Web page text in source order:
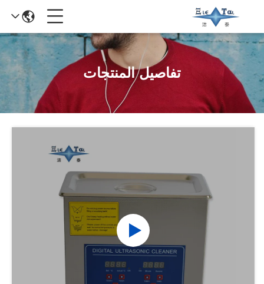
تفاصيل المنتجات